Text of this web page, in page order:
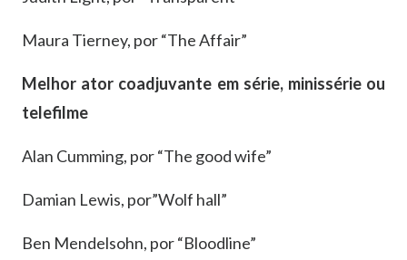
Maura Tierney, por “The Affair”
Melhor ator coadjuvante em série, minissérie ou
telefilme
Alan Cumming, por “The good wife”
Damian Lewis, por”Wolf hall”
Ben Mendelsohn, por “Bloodline”